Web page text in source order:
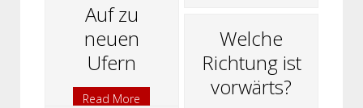
Auf zu
neuen
Ufern
Read More
Welche
Richtung ist
vorwärts?